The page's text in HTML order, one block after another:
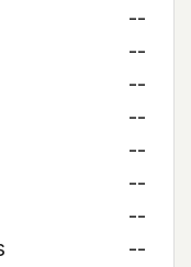
--
--
--
--
--
--
--
--